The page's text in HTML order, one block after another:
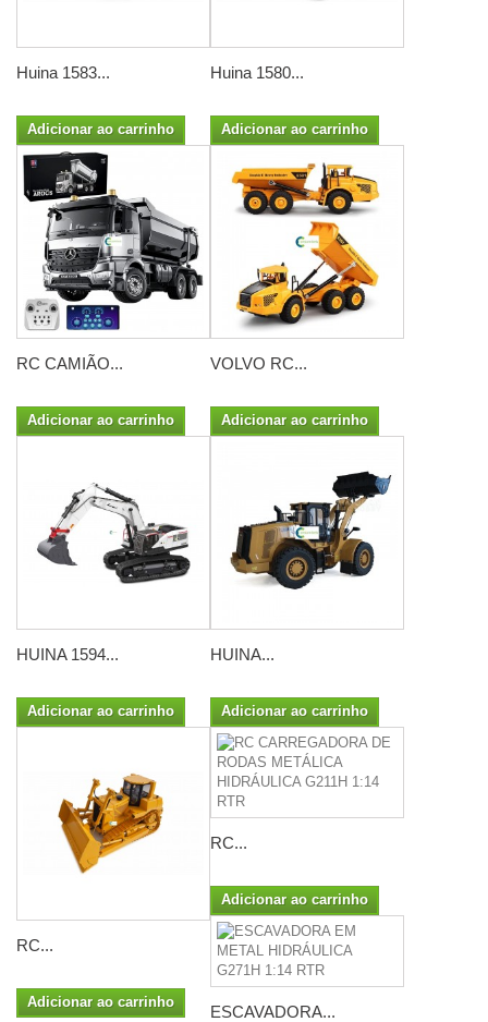
Huina 1583...
Adicionar ao carrinho
Huina 1580...
Adicionar ao carrinho
RC CAMIÃO...
Adicionar ao carrinho
VOLVO RC...
Adicionar ao carrinho
HUINA 1594...
Adicionar ao carrinho
HUINA...
Adicionar ao carrinho
RC...
Adicionar ao carrinho
RC...
Adicionar ao carrinho
ESCAVADORA...